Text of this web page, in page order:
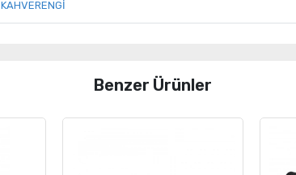
KAHVERENGİ
Benzer Ürünler